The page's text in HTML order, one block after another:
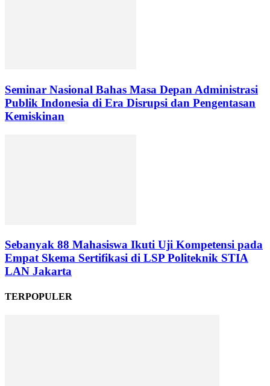
Seminar Nasional Bahas Masa Depan Administrasi
Publik Indonesia di Era Disrupsi dan Pengentasan
Kemiskinan
Sebanyak 88 Mahasiswa Ikuti Uji Kompetensi pada
Empat Skema Sertifikasi di LSP Politeknik STIA
LAN Jakarta
TERPOPULER